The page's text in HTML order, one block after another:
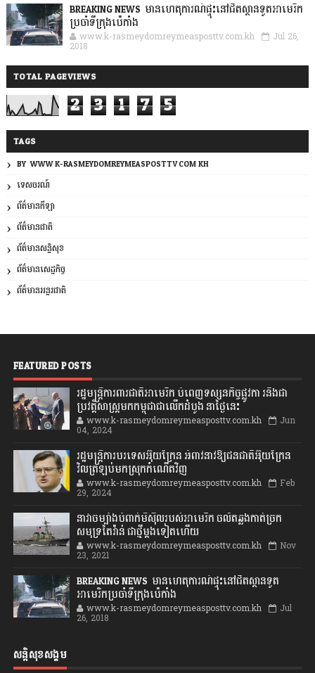
BREAKING NEWS: មានហេតុការណ៍ផ្ទុះនៅជិតស្ថានទូតអាមេរិក
ប្រចាំទីក្រុងប៉េកាំង
www.k-rasmeydomreymeasposttv.com.kh Jul 26,
2018
TOTAL PAGEVIEWS
2 3 1 7 5
TAGS
BY: WWW.K-RASMEYDOMREYMEASPOSTTV.COM.KH
ទេសចរណ៍
ព័ត៌មានកីឡា
ព័ត៌មានជាតិ
ព័ត៌មានសន្តិសុខ
ព័ត៌មានសេដ្ឋកិច្ច
ព័ត៌មានអន្តរជាតិ
FEATURED POSTS
រដ្ឋមន្រ្តីការពារជាតិអាមេរិក បំពេញទស្សនកិច្ចផ្លូវកា រនិងជា
ប្រវត្តិសាស្រ្តមកកម្ពុជាជាលើកដំបូង នាថ្ងៃនេះ
www.k-rasmeydomreymeasposttv.com.kh Jun
04, 2024
រដ្ឋមន្ត្រីការបរទេសអ៊ុយក្រែន អំពាវនាវឱ្យជនជាតិអ៊ុយក្រែន
វិលត្រឡប់មកស្រុកកំណើតវិញ
www.k-rasmeydomreymeasposttv.com.kh Feb
29, 2024
នាវាចម្បាំងបំពាក់មីស៊ីលរបស់អាមេរិក ចល័តឆ្លងកាត់ច្រក
សមុទ្រតៃវ៉ាន់ ជាថ្មីម្តងទៀតហើយ
www.k-rasmeydomreymeasposttv.com.kh Nov
23, 2021
BREAKING NEWS: មានហេតុការណ៍ផ្ទុះនៅជិតស្ថានទូត
អាមេរិកប្រចាំទីក្រុងប៉េកាំង
www.k-rasmeydomreymeasposttv.com.kh Jul
26, 2018
សន្តិសុខសង្គម